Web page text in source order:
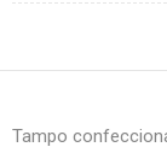
Tampo